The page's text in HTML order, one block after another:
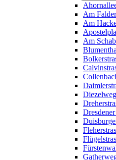
Am Falder
Am
Am
Diezelweg
Dresdener